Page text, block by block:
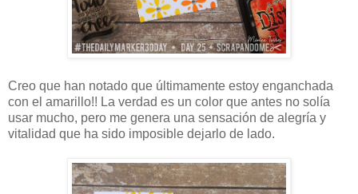
Creo que han notado que últimamente estoy enganchada
con el amarillo!! La verdad es un color que antes no solía
usar mucho, pero me genera una sensación de alegría y
vitalidad que ha sido imposible dejarlo de lado.